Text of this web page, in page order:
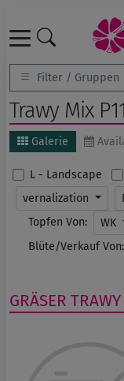
Filter / Gruppen
Trawy Mix P11
Galerie
L - Landscape
vernalization
Topfen Von:
WK
Blüte/Verkauf Von:
GRÄSER